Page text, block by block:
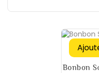
Bonbon